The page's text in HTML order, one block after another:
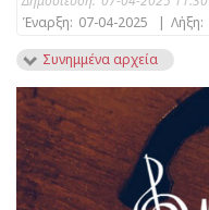
Έναρξη: 07-04-2025 | Λήξη:
Συνημμένα αρχεία